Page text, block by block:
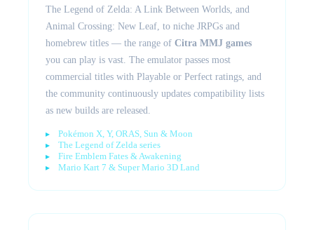
The Legend of Zelda: A Link Between Worlds, and
Animal Crossing: New Leaf, to niche JRPGs and
homebrew titles — the range of Citra MMJ games
you can play is vast. The emulator passes most
commercial titles with Playable or Perfect ratings, and
the community continuously updates compatibility lists
as new builds are released.
Pokémon X, Y, ORAS, Sun & Moon
The Legend of Zelda series
Fire Emblem Fates & Awakening
Mario Kart 7 & Super Mario 3D Land